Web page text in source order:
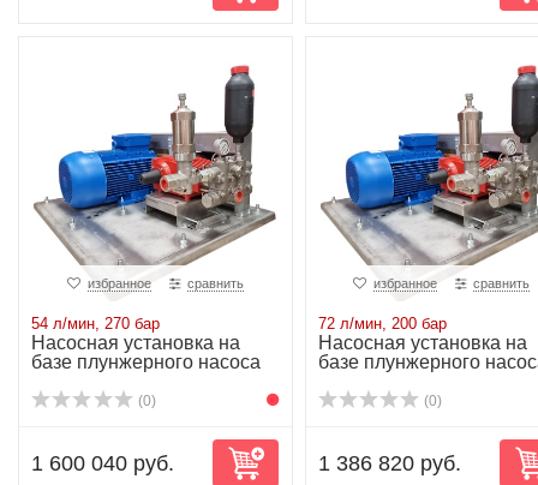
избранное сравнить
54 л/мин, 270 бар
Насосная установка на
базе плунжерного насоса
(0)
1 600 040 руб.
избранное сравнить
72 л/мин, 200 бар
Насосная установка на
базе плунжерного
(0)
1 386 820 руб.